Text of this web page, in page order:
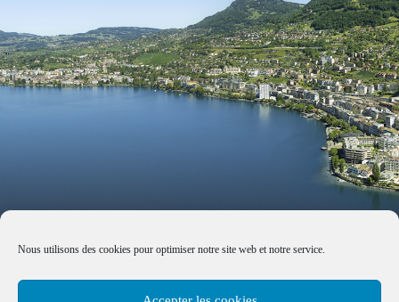
Nous utilisons des cookies pour optimiser notre site web et notre service.